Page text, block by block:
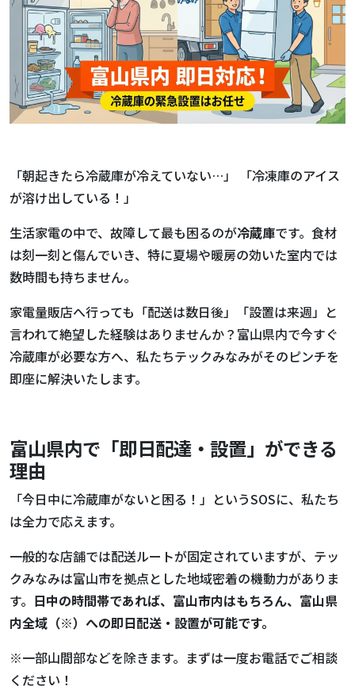
「朝起きたら冷蔵庫が冷えていない…」 「冷凍庫のアイス
が溶け出している！」
生活家電の中で、故障して最も困るのが冷蔵庫です。食材
は刻一刻と傷んでいき、特に夏場や暖房の効いた室内では
数時間も持ちません。
家電量販店へ行っても「配送は数日後」「設置は来週」と
言われて絶望した経験はありませんか？富山県内で今すぐ
冷蔵庫が必要な方へ、私たちテックみなみがそのピンチを
即座に解決いたします。
富山県内で「即日配達・設置」ができる
理由
「今日中に冷蔵庫がないと困る！」というSOSに、私たち
は全力で応えます。
一般的な店舗では配送ルートが固定されていますが、テッ
クみなみは富山市を拠点とした地域密着の機動力がありま
す。 日中の時間帯であれば、富山市内はもちろん、富山県
内全域（※）への即日配送・設置が可能です。
※一部山間部などを除きます。まずは一度お電話でご相談
ください！